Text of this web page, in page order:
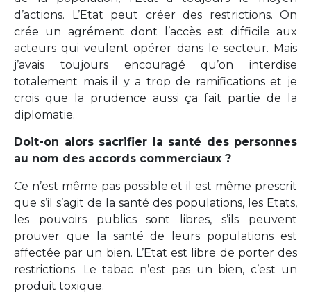
d’actions. L’Etat peut créer des restrictions. On
crée un agrément dont l’accès est difficile aux
acteurs qui veulent opérer dans le secteur. Mais
j’avais toujours encouragé qu’on interdise
totalement mais il y a trop de ramifications et je
crois que la prudence aussi ça fait partie de la
diplomatie.
Doit-on alors sacrifier la santé des personnes
au nom des accords commerciaux ?
Ce n’est même pas possible et il est même prescrit
que s’il s’agit de la santé des populations, les Etats,
les pouvoirs publics sont libres, s’ils peuvent
prouver que la santé de leurs populations est
affectée par un bien. L’Etat est libre de porter des
restrictions. Le tabac n’est pas un bien, c’est un
produit toxique.